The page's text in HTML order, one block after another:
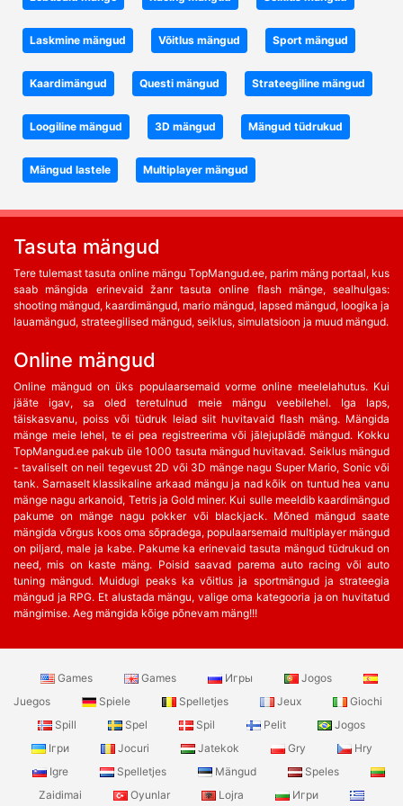
Laskmine mängud Võitlus mängud Sport mängud
Kaardimängud Questi mängud Strateegiline mängud
Loogiline mängud 3D mängud Mängud tüdrukud
Mängud lastele Multiplayer mängud
Tasuta mängud
Tere tulemast tasuta online mängu TopMangud.ee, parim mäng portaal, kus
saab mängida erinevaid žanr tasuta online flash mänge, sealhulgas:
shooting mängud, kaardimängud, mario mängud, lapsed mängud, loogika ja
lauamängud, strateegilised mängud, seiklus, simulatsioon ja muud mängud.
Online mängud
Online mängud on üks populaarsemaid vorme online meelelahutus. Kui
jääte igav, sa oled teretulnud meie mängu veebilehel. Iga laps,
täiskasvanu, poiss või tüdruk leiad siit huvitavaid flash mäng. Mängida
mänge meie lehel, te ei pea registreerima või jālejuplādē mängud. Kokku
TopMangud.ee pakub üle 1000 tasuta mängud huvitavad. Seiklus mängud
- tavaliselt on neil tegevust 2D või 3D mänge nagu Super Mario, Sonic või
tank. Sarnaselt klassikaline arkaad mängu ja nad kõik on tuntud hea vanu
mänge nagu arkanoid, Tetris ja Gold miner. Kui sulle meeldib kaardimängud
pakume on mänge nagu pokker või blackjack. Mõned mängud saate
mängida võrgus koos oma sõpradega, populaarsemaid multiplayer mängud
on piljard, male ja kabe. Pakume ka erinevaid tasuta mängud tüdrukud on
need, mis on kaste mäng. Poisid saavad parema auto racing või auto
tuning mängud. Muidugi peaks ka võitlus ja sportmängud ja strateegia
mängud ja RPG. Et alustada mängu, valige oma kategooria ja on huvitatud
mängimise. Aeg mängida kõige põnevam mäng!!!
Games Games Игры
Jogos
Juegos
Spiele Spelletjes Jeux
Giochi
Spill
Spel Spil Pelit
Jogos
Ігри
Jocuri Jatekok Gry
Hry
Igre
Spelletjes Mängud
Speles
Zaidimai
Oyunlar Lojra Игри